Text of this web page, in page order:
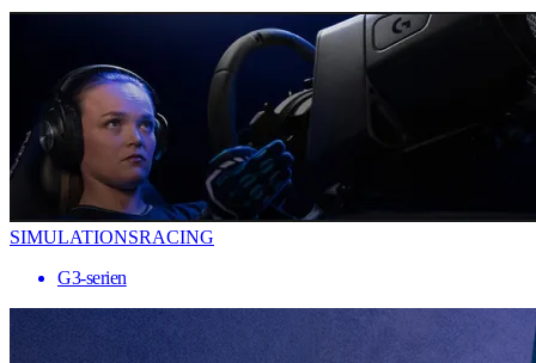
SIMULATIONSRACING
G3-serien